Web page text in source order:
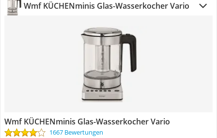
Wmf KÜCHENminis Glas-Wasserkocher Vario
Wmf KÜCHENminis Glas-Wasserkocher Vario
1667 Bewertungen